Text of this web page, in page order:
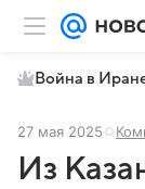
Война в
27 мая 2025
Из